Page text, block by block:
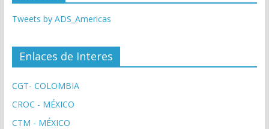
Tweets by ADS_Americas
Enlaces de Interes
CGT- COLOMBIA
CROC - MÉXICO
CTM - MÉXICO